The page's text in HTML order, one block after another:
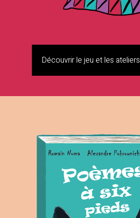
Découvrir le jeu et les